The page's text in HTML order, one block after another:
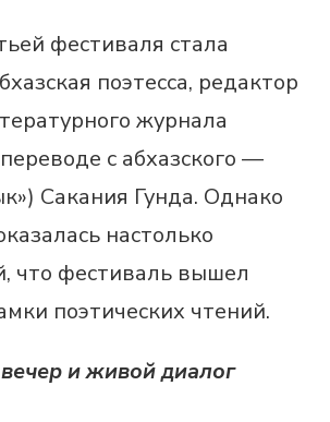
фестиваля стала
поэтесса, редактор
журнала
с абхазского —
Сакания Гунда. Однако
настолько
что фестиваль вышел
поэтических чтений.
и живой диалог